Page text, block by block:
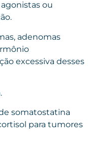
ou
adenomas
excessiva desses
somatostatina
para tumores